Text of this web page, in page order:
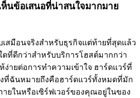
ห็นข้อเสนอที่น่าสนใจมากมาย
สมือนจริงสำหรับธุรกิจแต่ท้ายที่สุดแล้ว
ดที่ดีกว่าสำหรับบริการโฮสต์มากกว่า
ง่ายต่อการทำความเข้าใจ ฮาร์ดแวร์ที่
งที่ฉันหมายถึงคือฮาร์ดแวร์ทั้งหมดที่มัก
ยในหรือเซิร์ฟเวอร์ของคุณอยู่ในของ